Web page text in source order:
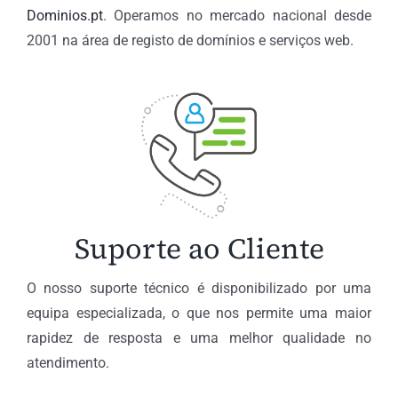
Dominios.pt. Operamos no mercado nacional desde
2001 na área de registo de domínios e serviços web.
Suporte ao Cliente
O nosso suporte técnico é disponibilizado por uma
equipa especializada, o que nos permite uma maior
rapidez de resposta e uma melhor qualidade no
atendimento.